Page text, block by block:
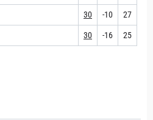
30 -10 27
30 -16 25